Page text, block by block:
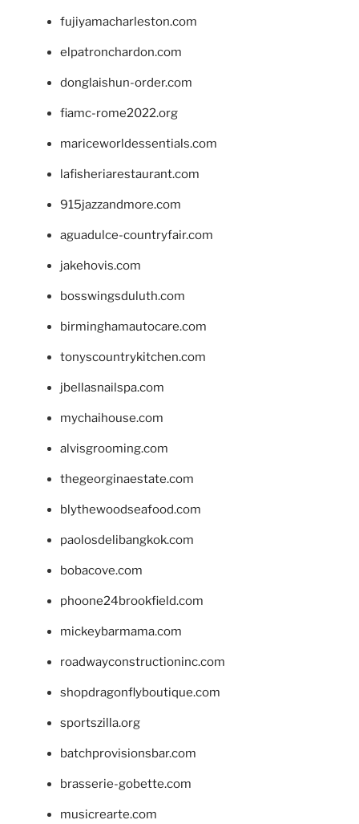
fujiyamacharleston.com
elpatronchardon.com
donglaishun-order.com
fiamc-rome2022.org
mariceworldessentials.com
lafisheriarestaurant.com
915jazzandmore.com
aguadulce-countryfair.com
jakehovis.com
bosswingsduluth.com
birminghamautocare.com
tonyscountrykitchen.com
jbellasnailspa.com
mychaihouse.com
alvisgrooming.com
thegeorginaestate.com
blythewoodseafood.com
paolosdelibangkok.com
bobacove.com
phoone24brookfield.com
mickeybarmama.com
roadwayconstructioninc.com
shopdragonflyboutique.com
sportszilla.org
batchprovisionsbar.com
brasserie-gobette.com
musicrearte.com